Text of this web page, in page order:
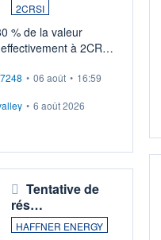
2CRSI
% de la valeur
à 2CRSI,
potentiel compris entre
d'euros (75 %)
• 06 août • 16:59
• 6 août 2026
Tentative de
rés…
HAFFNER ENERGY